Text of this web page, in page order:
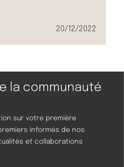
20/12/2022
la communauté
sur votre première
informés de nos
et collaborations